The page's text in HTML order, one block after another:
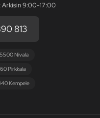
Arkisin 9:00-17:00
813
Nivala
Pirkkala
Kempele